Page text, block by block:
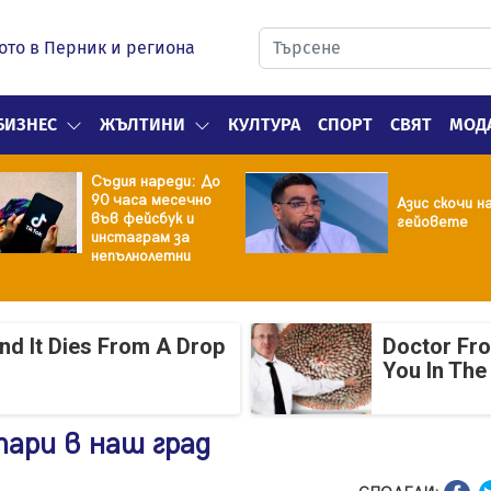
в Перник и региона
ЖЪЛТИНИ КУЛТУРА СПОРТ СВЯТ
Съдия нареди: До
90 часа месечно
във фейсбук и
инстаграм за
непълнолетни
Азис скочи
гейовете
It Dies From A Drop
Doctor
You In
в наш град